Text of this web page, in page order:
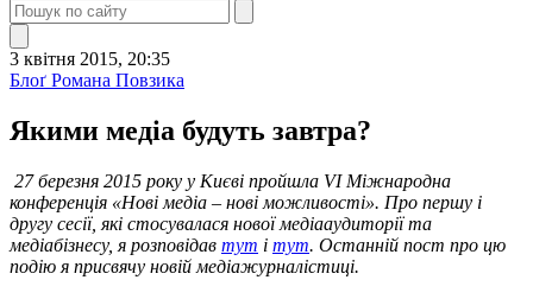
3 квітня 2015, 20:35
Блоґ Романа Повзика
Якими медіа будуть завтра?
27 березня 2015 року у Києві пройшла VI Міжнародна
конференція «Нові медіа – нові можливості». Про першу і
другу сесії, які стосувалася нової медіааудиторії та
медіабізнесу, я розповідав тут і тут. Останній пост про цю
подію я присвячу новій медіажурналістиці.